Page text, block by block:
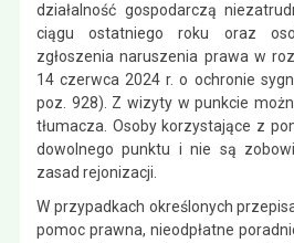
działalność gospodarczą
ciągu ostatniego roku oraz
zgłoszenia naruszenia prawa w
14 czerwca 2024 r. o ochronie
poz. 928). Z wizyty w punkcie
tłumacza. Osoby korzystające z
dowolnego punktu i nie są
zasad rejonizacji.
W przypadkach określonych
pomoc prawna, nieodpłatne